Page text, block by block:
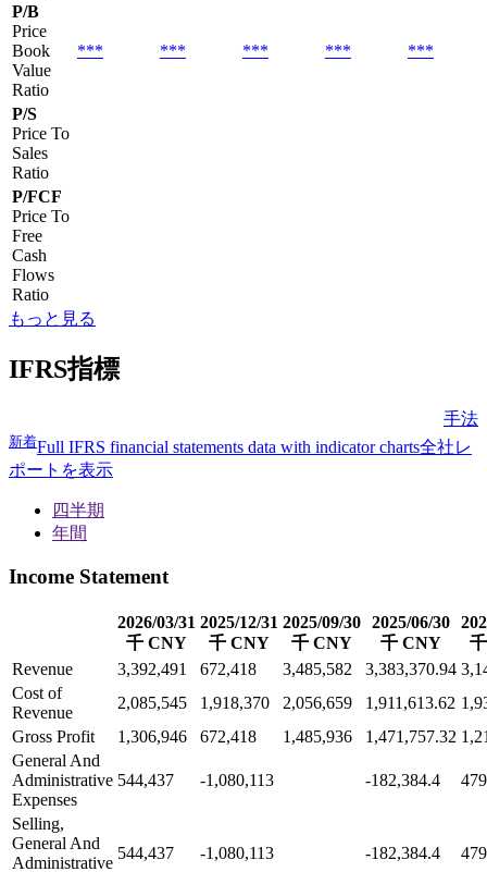
P/B
Price
Book
Value
Ratio
*** *** *** *** ***
P/S
Price To
Sales
Ratio
P/FCF
Price To
Free
Cash
Flows
Ratio
もっと見る
IFRS指標
手法
新着Full IFRS financial statements data with indicator charts全社レ
ポートを表示
四半期
年間
Income Statement
2026/03/31
千 CNY
2025/12/31
千 CNY
2025/09/30
千 CNY
2025/06/30
千 CNY
Revenue
3,392,491 672,418 3,485,582 3,383,370.94
Cost of
Revenue
2,085,545 1,918,370 2,056,659 1,911,613.62
Gross Profit
1,306,946 672,418 1,485,936 1,471,757.32
General And
Administrative
Expenses
544,437 -1,080,113 -182,384.4
Selling,
General And
Administrative
544,437 -1,080,113 -182,384.4